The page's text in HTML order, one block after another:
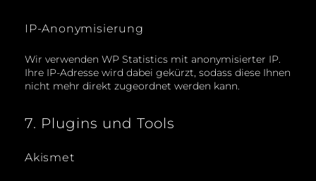
IP-Anonymisierung
Wir verwenden WP Statistics mit anonymisierter IP.
Ihre IP-Adresse wird dabei gekürzt, sodass diese Ihnen
nicht mehr direkt zugeordnet werden kann.
7. Plugins und Tools
Akismet